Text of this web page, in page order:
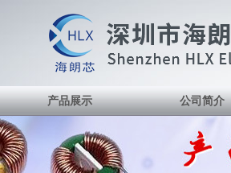
产品展示 公司简介